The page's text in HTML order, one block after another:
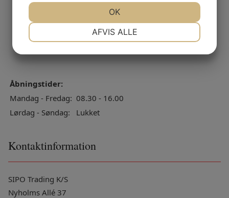
Åbningstider:
Mandag - Fredag: 08.30 - 16.00
Lørdag - Søndag:
Lukket
Kontaktinformation
SIPO Trading K/S
Nyholms Allé 37
AFVIS ALLE
OK